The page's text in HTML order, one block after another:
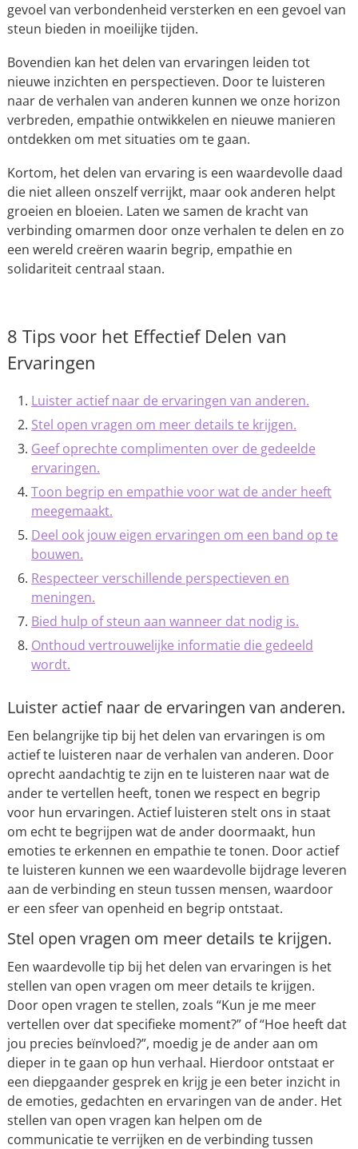
gevoel van verbondenheid versterken en een gevoel van
steun bieden in moeilijke tijden.
Bovendien kan het delen van ervaringen leiden tot
nieuwe inzichten en perspectieven. Door te luisteren
naar de verhalen van anderen kunnen we onze horizon
verbreden, empathie ontwikkelen en nieuwe manieren
ontdekken om met situaties om te gaan.
Kortom, het delen van ervaring is een waardevolle daad
die niet alleen onszelf verrijkt, maar ook anderen helpt
groeien en bloeien. Laten we samen de kracht van
verbinding omarmen door onze verhalen te delen en zo
een wereld creëren waarin begrip, empathie en
solidariteit centraal staan.
8 Tips voor het Effectief Delen van
Ervaringen
Luister actief naar de ervaringen van anderen.
Stel open vragen om meer details te krijgen.
Geef oprechte complimenten over de gedeelde
ervaringen.
Toon begrip en empathie voor wat de ander heeft
meegemaakt.
Deel ook jouw eigen ervaringen om een band op te
bouwen.
Respecteer verschillende perspectieven en
meningen.
Bied hulp of steun aan wanneer dat nodig is.
Onthoud vertrouwelijke informatie die gedeeld
wordt.
Luister actief naar de ervaringen van anderen.
Een belangrijke tip bij het delen van ervaringen is om
actief te luisteren naar de verhalen van anderen. Door
oprecht aandachtig te zijn en te luisteren naar wat de
ander te vertellen heeft, tonen we respect en begrip
voor hun ervaringen. Actief luisteren stelt ons in staat
om echt te begrijpen wat de ander doormaakt, hun
emoties te erkennen en empathie te tonen. Door actief
te luisteren kunnen we een waardevolle bijdrage leveren
aan de verbinding en steun tussen mensen, waardoor
er een sfeer van openheid en begrip ontstaat.
Stel open vragen om meer details te krijgen.
Een waardevolle tip bij het delen van ervaringen is het
stellen van open vragen om meer details te krijgen.
Door open vragen te stellen, zoals “Kun je me meer
vertellen over dat specifieke moment?” of “Hoe heeft dat
jou precies beïnvloed?”, moedig je de ander aan om
dieper in te gaan op hun verhaal. Hierdoor ontstaat er
een diepgaander gesprek en krijg je een beter inzicht in
de emoties, gedachten en ervaringen van de ander. Het
stellen van open vragen kan helpen om de
communicatie te verrijken en de verbinding tussen